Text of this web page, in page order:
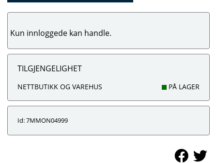
Kun innloggede kan handle.
TILGJENGELIGHET
NETTBUTIKK OG VAREHUS PÅ LAGER
Id: 7MMON04999